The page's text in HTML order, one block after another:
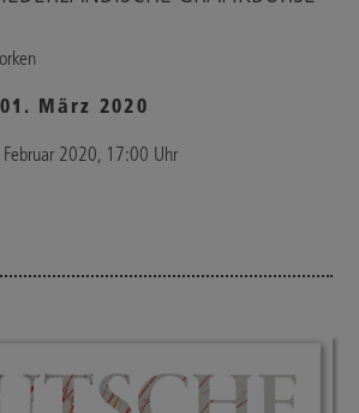
März 2020
Februar 2020, 17:00 Uhr